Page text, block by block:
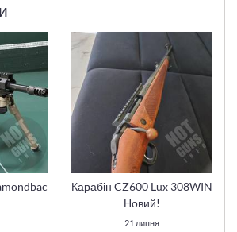
Карабін CZ600 Lux 308WIN
Новий!
21 липня